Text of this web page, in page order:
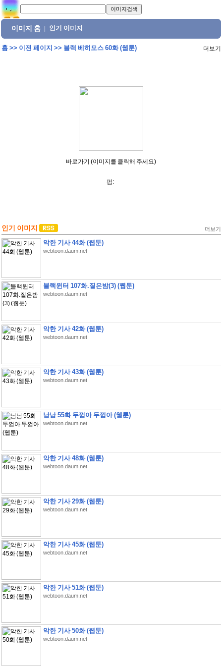
이미지 홈 인기 이미지
홈>> 이전 페이지 >> 블랙 베히모스 60화 (웹툰) 더보기
바로가기 (이미지를 클릭해 주세요)
펌:
인기 이미지 더보기
악한 기사 44화 (웹툰)
webtoon.daum.net
블랙윈터 107화.짙은밤(3) (웹툰)
webtoon.daum.net
악한 기사 42화 (웹툰)
webtoon.daum.net
악한 기사 43화 (웹툰)
webtoon.daum.net
남남 55화 두껍아 두껍아 (웹툰)
webtoon.daum.net
악한 기사 48화 (웹툰)
webtoon.daum.net
악한 기사 29화 (웹툰)
webtoon.daum.net
악한 기사 45화 (웹툰)
webtoon.daum.net
악한 기사 51화 (웹툰)
webtoon.daum.net
악한 기사 50화 (웹툰)
webtoon.daum.net